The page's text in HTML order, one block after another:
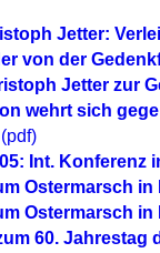
Jetter:
von der
Jetter zur
wehrt sich
(pdf)
Int.
Ostermarsch
Ostermarsch
60.